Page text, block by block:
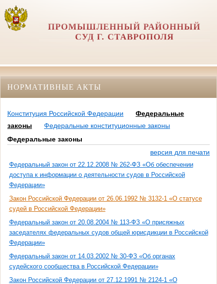
ПРОМЫШЛЕННЫЙ РАЙОННЫЙ
СУД Г. СТАВРОПОЛЯ
НОРМАТИВНЫЕ АКТЫ
Конституция Российской Федерации
Федеральные
законы
Федеральные конституционные законы
Федеральные законы
версия для печати
Федеральный закон от 22.12.2008 № 262-ФЗ «Об обеспечении
доступа к информации о деятельности судов в Российской
Федерации»
Закон Российской Федерации от 26.06.1992 № 3132-1 «О статусе
судей в Российской Федерации»
Федеральный закон от 20.08.2004 № 113-ФЗ «О присяжных
заседателях федеральных судов общей юрисдикции в Российской
Федерации»
Федеральный закон от 14.03.2002 № 30-ФЗ «Об органах
судейского сообщества в Российской Федерации»
Закон Российской Федерации от 27.12.1991 № 2124-1 «О